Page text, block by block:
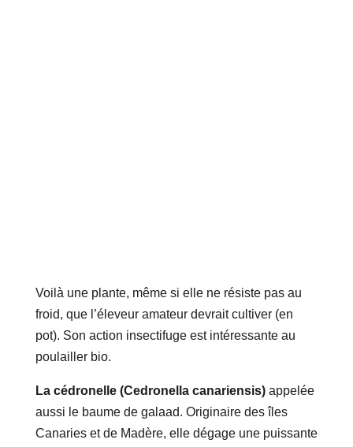
Voilà une plante, même si elle ne résiste pas au
froid, que l’éleveur amateur devrait cultiver (en
pot). Son action insectifuge est intéressante au
poulailler bio.
La cédronelle (Cedronella canariensis)appelée
aussi le baume de galaad. Originaire des îles
Canaries et de Madère, elle dégage une puissante